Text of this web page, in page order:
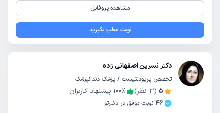
مشاهده پروفایل
نوبت مطب بگیرید
دکتر نسرین اصفهانی زاده
تخصص پریودنتیست / پزشک دندانپزشک
5
(
3 نظر) 100٪
پیشنهاد کاربران
46 نوبت موفق در دکترتو